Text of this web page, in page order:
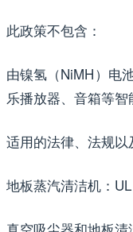
此政策不包含：
由镍氢（NiMH）电
乐播放器、音箱等
适用的法律、法规以
地板蒸汽清洁机：UL